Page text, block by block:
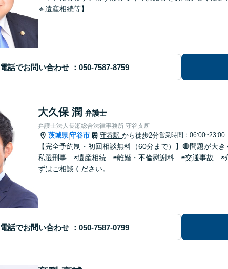
🔹遺産相続等】
電話でお問い合わせ
大久保 潤 弁護士
弁護士法人長瀬総合法律事務所 守谷支所
茨城県|守谷市 守谷駅 から徒歩2分営業時間：06:00~23:00
【完全予約制・初回相談無料（60分まで）】🔴問題が大
私選刑事 ◉遺産相続 ◉離婚・不倫慰謝料 ◉交通事故 ◉
ずはご相談ください。
電話でお問い合わせ